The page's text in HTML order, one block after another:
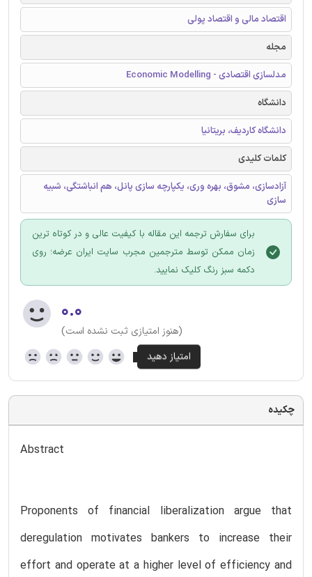
اقتصاد مالی و اقتصاد پولی
مجله
مدلسازی اقتصادی - Economic Modelling
دانشگاه
دانشگاه کاردیف، بریتانیا
کلمات کلیدی
آزادسازی، مشوق، بهره وری، یکپارچه سازی پانل، هم انباشتگی، شبیه
سازی
برای سفارش ترجمه این مقاله با کیفیت عالی و در کوتاه ترین
زمان ممکن توسط مترجمین مجرب سایت ایران عرضه؛ روی
دکمه سبز رنگ کلیک نمایید.
۰.۰
(هنوز امتیازی ثبت نشده است)
چکیده
Abstract
Proponents of financial liberalization argue that
deregulation motivates bankers to increase their
effort and operate at a higher level of efficiency and